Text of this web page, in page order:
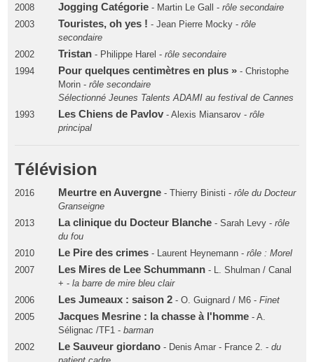
2008
Jogging Catégorie- Martin Le Gall - rôle secondaire
2003
Touristes, oh yes ! - Jean Pierre Mocky - rôle
secondaire
2002
Tristan - Philippe Harel - rôle secondaire
1994
Pour quelques centimètres en plus » - Christophe
Morin - rôle secondaire
Sélectionné Jeunes Talents ADAMI au festival de Cannes
1993
Les Chiens de Pavlov - Alexis Miansarov - rôle
principal
Télévision
2016 Meurtre en Auvergne- Thierry Binisti - rôle du Docteur
Granseigne
2013
La clinique du Docteur Blanche- Sarah Levy - rôle
du fou
2010
Le Pire des crimes- Laurent Heynemann - rôle : Morel
2007
Les Mires de Lee Schummann- L. Shulman / Canal
+ - la barre de mire bleu clair
2006
Les Jumeaux : saison 2 - O. Guignard / M6 - Finet
2005
Jacques Mesrine : la chasse à l'homme - A.
Sélignac /TF1 - barman
2002
Le Sauveur giordano - Denis Amar - France 2. - du